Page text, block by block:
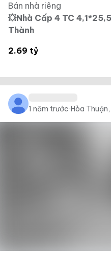
Bán nhà riêng
💥Nhà Cấp 4 TC
Thành
2.69 tỷ
1 năm trước·Hòa